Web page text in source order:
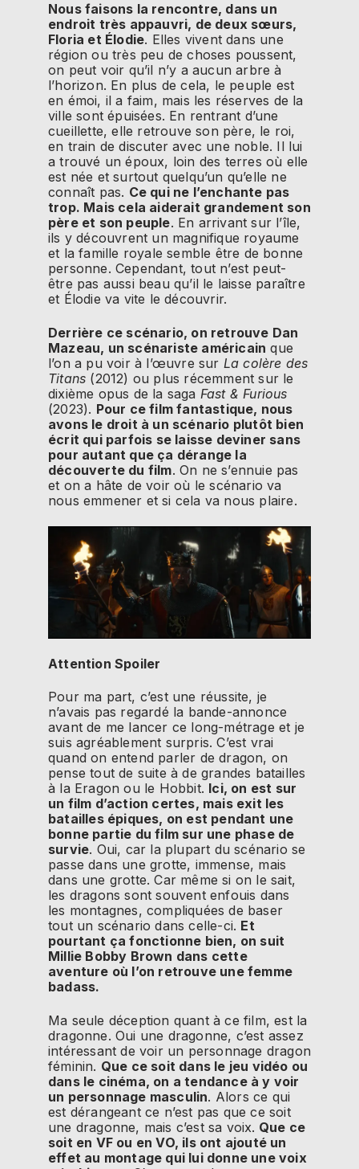
Nous faisons la rencontre, dans un
endroit très appauvri, de deux sœurs,
Floria et Élodie. Elles vivent dans une
région ou très peu de choses poussent,
on peut voir qu’il n’y a aucun arbre à
l’horizon. En plus de cela, le peuple est
en émoi, il a faim, mais les réserves de la
ville sont épuisées. En rentrant d’une
cueillette, elle retrouve son père, le roi,
en train de discuter avec une noble. Il lui
a trouvé un époux, loin des terres où elle
est née et surtout quelqu’un qu’elle ne
connaît pas. Ce qui ne l’enchante pas
trop. Mais cela aiderait grandement son
père et son peuple. En arrivant sur l’île,
ils y découvrent un magnifique royaume
et la famille royale semble être de bonne
personne. Cependant, tout n’est peut-
être pas aussi beau qu’il le laisse paraître
et Élodie va vite le découvrir.
Derrière ce scénario, on retrouve Dan
Mazeau, un scénariste américain que
l’on a pu voir à l’œuvre sur La colère des
Titans (2012) ou plus récemment sur le
dixième opus de la saga Fast & Furious
(2023). Pour ce film fantastique, nous
avons le droit à un scénario plutôt bien
écrit qui parfois se laisse deviner sans
pour autant que ça dérange la
découverte du film. On ne s’ennuie pas
et on a hâte de voir où le scénario va
nous emmener et si cela va nous plaire.
Attention Spoiler
Pour ma part, c’est une réussite, je
n’avais pas regardé la bande-annonce
avant de me lancer ce long-métrage et je
suis agréablement surpris. C’est vrai
quand on entend parler de dragon, on
pense tout de suite à de grandes batailles
à la Eragon ou le Hobbit. Ici, on est sur
un film d’action certes, mais exit les
batailles épiques, on est pendant une
bonne partie du film sur une phase de
survie. Oui, car la plupart du scénario se
passe dans une grotte, immense, mais
dans une grotte. Car même si on le sait,
les dragons sont souvent enfouis dans
les montagnes, compliquées de baser
tout un scénario dans celle-ci. Et
pourtant ça fonctionne bien, on suit
Millie Bobby Brown dans cette
aventure où l’on retrouve une femme
badass.
Ma seule déception quant à ce film, est la
dragonne. Oui une dragonne, c’est assez
intéressant de voir un personnage dragon
féminin. Que ce soit dans le jeu vidéo ou
dans le cinéma, on a tendance à y voir
un personnage masculin. Alors ce qui
est dérangeant ce n’est pas que ce soit
une dragonne, mais c’est sa voix. Que ce
soit en VF ou en VO, ils ont ajouté un
effet au montage qui lui donne une voix